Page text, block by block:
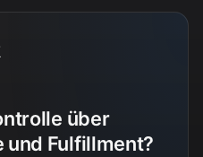
über
und Fulfillment?